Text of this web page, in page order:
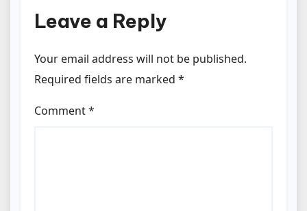
Leave a Reply
Your email address will not be published.
Required fields are marked *
Comment*